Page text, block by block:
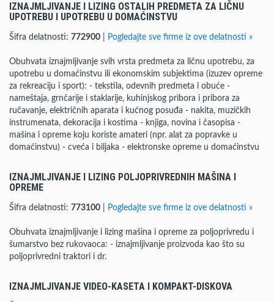
IZNAJMLJIVANJE I LIZING OSTALIH PREDMETA ZA LIČNU
UPOTREBU I UPOTREBU U DOMAĆINSTVU
Šifra delatnosti: 772900 Pogledajte sve firme iz ove delatnosti »
Obuhvata iznajmljivanje svih vrsta predmeta za ličnu upotrebu, za
upotrebu u domaćinstvu ili ekonomskim subjektima (izuzev opreme
za rekreaciju i sport): - tekstila, odevnih predmeta i obuće -
nameštaja, grnčarije i staklarije, kuhinjskog pribora i pribora za
ručavanje, električnih aparata i kućnog posuđa - nakita, muzičkih
instrumenata, dekoracija i kostima - knjiga, novina i časopisa -
mašina i opreme koju koriste amateri (npr. alat za popravke u
domaćinstvu) - cveća i biljaka - elektronske opreme u domaćinstvu
IZNAJMLJIVANJE I LIZING POLJOPRIVREDNIH MAŠINA I
OPREME
Šifra delatnosti: 773100 Pogledajte sve firme iz ove delatnosti »
Obuhvata iznajmljivanje i lizing mašina i opreme za poljoprivredu i
šumarstvo bez rukovaoca: - iznajmljivanje proizvoda kao što su
poljoprivredni traktori i dr.
IZNAJMLJIVANJE VIDEO-KASETA I KOMPAKT-DISKOVA